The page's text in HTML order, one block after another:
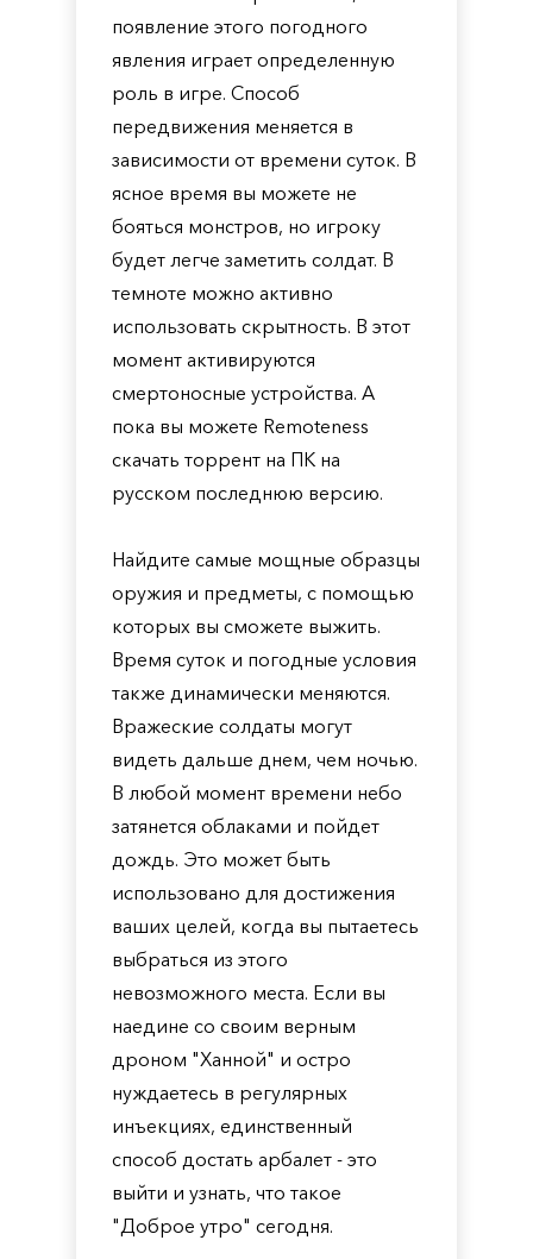
появление этого погодного
явления играет определенную
роль в игре. Способ
передвижения меняется в
зависимости от времени суток. В
ясное время вы можете не
бояться монстров, но игроку
будет легче заметить солдат. В
темноте можно активно
использовать скрытность. В этот
момент активируются
смертоносные устройства. А
пока вы можете Remoteness
скачать торрент на ПК на
русском последнюю версию.
Найдите самые мощные образцы
оружия и предметы, с помощью
которых вы сможете выжить.
Время суток и погодные условия
также динамически меняются.
Вражеские солдаты могут
видеть дальше днем, чем ночью.
В любой момент времени небо
затянется облаками и пойдет
дождь. Это может быть
использовано для достижения
ваших целей, когда вы пытаетесь
выбраться из этого
невозможного места. Если вы
наедине со своим верным
дроном "Ханной" и остро
нуждаетесь в регулярных
инъекциях, единственный
способ достать арбалет - это
выйти и узнать, что такое
"Доброе утро" сегодня.